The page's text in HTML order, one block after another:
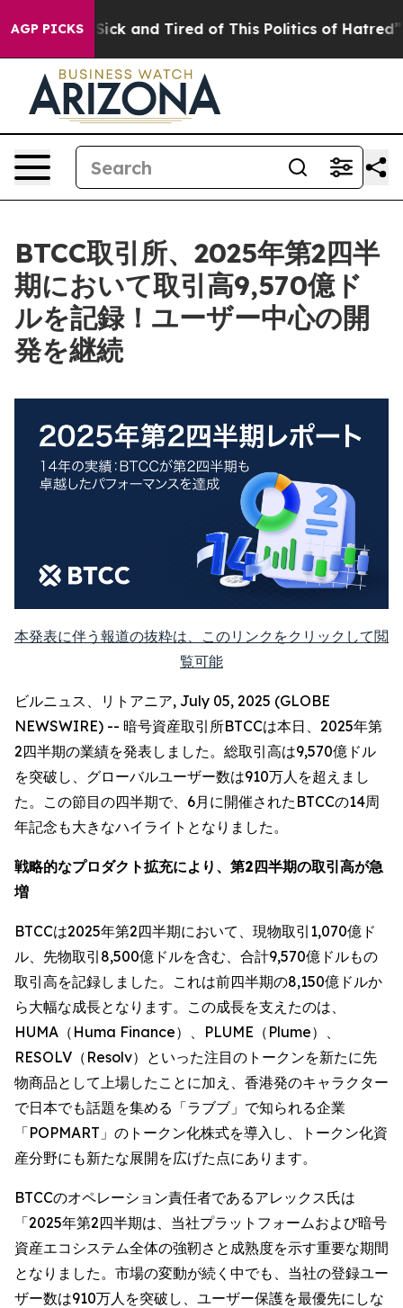
AGP PICKS
Are Sick and Tired of This Politics of Hatred” The
BTCC取引所、2025年第2四半
期において取引高9,570億ド
ルを記録！ユーザー中心の開
発を継続
本発表に伴う報道の抜粋は、このリンクをクリックして閲
覧可能
ビルニュス、リトアニア, July 05, 2025 (GLOBE
NEWSWIRE) -- 暗号資産取引所BTCCは本日、2025年第
2四半期の業績を発表しました。総取引高は9,570億ドル
を突破し、グローバルユーザー数は910万人を超えまし
た。この節目の四半期で、6月に開催されたBTCCの14周
年記念も大きなハイライトとなりました。
戦略的なプロダクト拡充により、第2四半期の取引高が急
増
BTCCは2025年第2四半期において、現物取引1,070億ド
ル、先物取引8,500億ドルを含む、合計9,570億ドルもの
取引高を記録しました。これは前四半期の8,150億ドルか
ら大幅な成長となります。この成長を支えたのは、
HUMA（Huma Finance）、PLUME（Plume）、
RESOLV（Resolv）といった注目のトークンを新たに先
物商品として上場したことに加え、香港発のキャラクター
で日本でも話題を集める「ラブブ」で知られる企業
「POPMART」のトークン化株式を導入し、トークン化資
産分野にも新たな展開を広げた点にあります。
BTCCのオペレーション責任者であるアレックス氏は
「2025年第2四半期は、当社プラットフォームおよび暗号
資産エコシステム全体の強靭さと成熟度を示す重要な期間
となりました。市場の変動が続く中でも、当社の登録ユー
ザー数は910万人を突破し、ユーザー保護を最優先にしな